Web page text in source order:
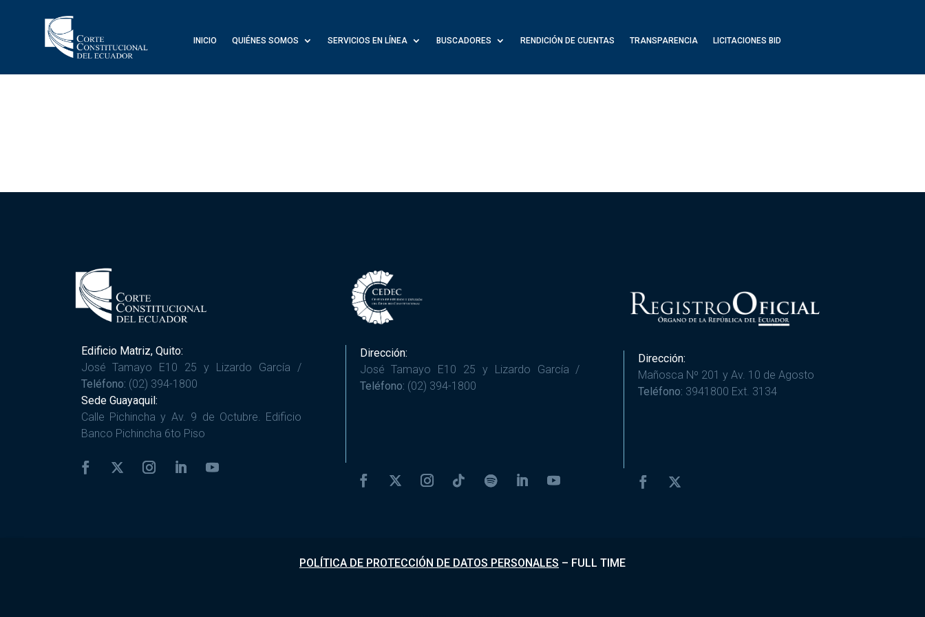
INICIO QUIÉNES SOMOS SERVICIOS EN LÍNEA BUSCADORES RENDICIÓN DE CUENTAS TRANSPARENCIA LICITACIONES BID
Edificio Matriz, Quito:
José Tamayo E10 25 y Lizardo García /
Teléfono: (02) 394-1800
Sede Guayaquil:
Calle Pichincha y Av. 9 de Octubre. Edificio
Banco Pichincha 6to Piso
Dirección:
José Tamayo E10 25 y Lizardo García /
Teléfono: (02) 394-1800
Dirección:
Mañosca Nº 201 y Av. 10 de Agosto
Teléfono: 3941800 Ext. 3134
POLÍTICA DE PROTECCIÓN DE DATOS PERSONALES – FULL TIME